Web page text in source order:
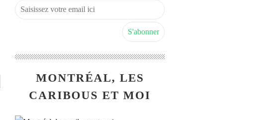
MONTRÉAL, LES
CARIBOUS ET MOI